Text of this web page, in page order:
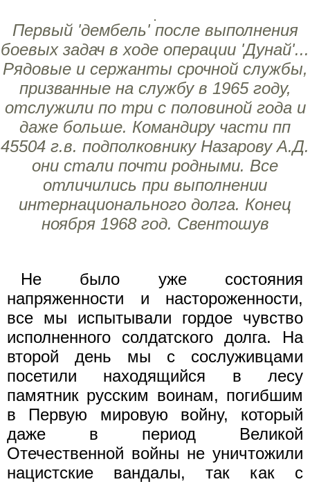
Первый 'дембель' после выполнения
боевых задач в ходе операции 'Дунай'...
Рядовые и сержанты срочной службы,
призванные на службу в 1965 году,
отслужили по три с половиной года и
даже больше. Командиру части пп
45504 г.в. подполковнику Назарову А.Д.
они стали почти родными. Все
отличились при выполнении
интернационального долга. Конец
ноября 1968 год. Свентошув
Не было уже состояния
напряженности и настороженности,
все мы испытывали гордое чувство
исполненного солдатского долга. На
второй день мы с сослуживцами
посетили находящийся в лесу
памятник русским воинам, погибшим
в Первую мировую войну, который
даже в период Великой
Отечественной войны не уничтожили
нацистские вандалы, так как с